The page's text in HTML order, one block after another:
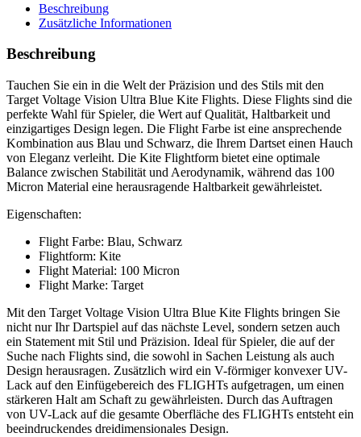
Beschreibung
Zusätzliche Informationen
Beschreibung
Tauchen Sie ein in die Welt der Präzision und des Stils mit den
Target Voltage Vision Ultra Blue Kite Flights. Diese Flights sind die
perfekte Wahl für Spieler, die Wert auf Qualität, Haltbarkeit und
einzigartiges Design legen. Die Flight Farbe ist eine ansprechende
Kombination aus Blau und Schwarz, die Ihrem Dartset einen Hauch
von Eleganz verleiht. Die Kite Flightform bietet eine optimale
Balance zwischen Stabilität und Aerodynamik, während das 100
Micron Material eine herausragende Haltbarkeit gewährleistet.
Eigenschaften:
Flight Farbe: Blau, Schwarz
Flightform: Kite
Flight Material: 100 Micron
Flight Marke: Target
Mit den Target Voltage Vision Ultra Blue Kite Flights bringen Sie
nicht nur Ihr Dartspiel auf das nächste Level, sondern setzen auch
ein Statement mit Stil und Präzision. Ideal für Spieler, die auf der
Suche nach Flights sind, die sowohl in Sachen Leistung als auch
Design herausragen. Zusätzlich wird ein V-förmiger konvexer UV-
Lack auf den Einfügebereich des FLIGHTs aufgetragen, um einen
stärkeren Halt am Schaft zu gewährleisten. Durch das Auftragen
von UV-Lack auf die gesamte Oberfläche des FLIGHTs entsteht ein
beeindruckendes dreidimensionales Design.